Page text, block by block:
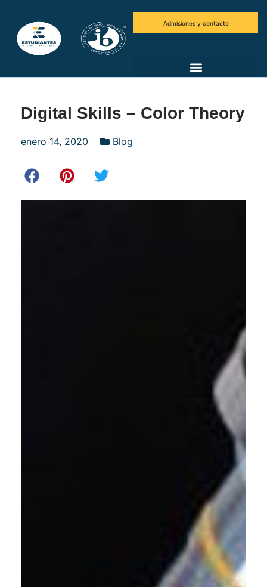
Admisiones y contacto
Digital Skills – Color Theory
enero 14, 2020 Blog